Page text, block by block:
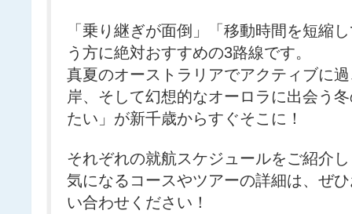
「乗り継ぎが面倒」「移動時間を短縮
う方に絶対おすすめの3路線です。
真夏のオーストラリアでアクティブに
岸、そして幻想的なオーロラに出会う
たい」が新千歳からすぐそこに！
それぞれの就航スケジュールをご紹介
気になるコースやツアーの詳細は、ぜ
い合わせください！